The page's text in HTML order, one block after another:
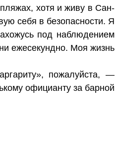
хотя и живу в Сан-
себя в безопасности. Я
под наблюдением
ежесекундно. Моя жизнь
пожалуйста, —
официанту за барной